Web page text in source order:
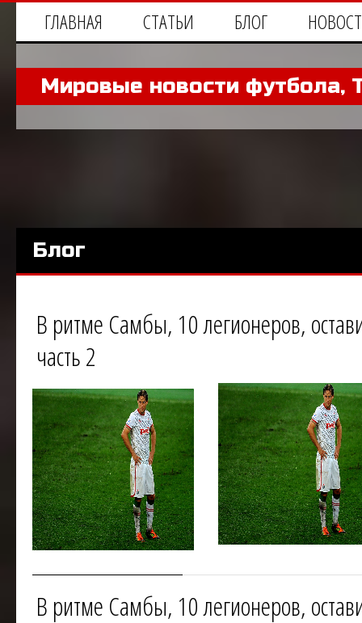
ГЛАВНАЯ СТАТЬИ БЛОГ
Мировые новости футбола,
Блог
В ритме Самбы, 10 легионеров,
часть 2
В ритме Самбы, 10 легионеров,